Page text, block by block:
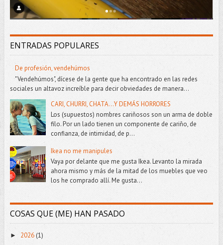
ENTRADAS POPULARES
De profesión, vendehúmos
"Vendehúmos", dícese de la gente que ha encontrado en las redes
sociales un altavoz increíble para decir obviedades de manera...
CARI, CHURRI, CHATA...Y DEMÁS HORRORES
Los (supuestos) nombres cariñosos son un arma de doble
filo. Por un lado tienen un componente de cariño, de
confianza, de intimidad, de p...
Ikea no me manipules
Vaya por delante que me gusta Ikea. Levanto la mirada
ahora mismo y más de la mitad de los muebles que veo
los he comprado allí. Me gusta...
COSAS QUE (ME) HAN PASADO
► 2026(1)